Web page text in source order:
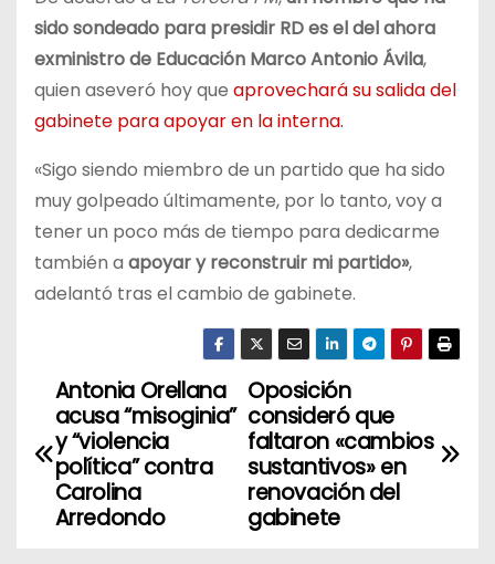
sido sondeado para presidir RD es el del ahora
exministro de Educación Marco Antonio Ávila,
quien aseveró hoy que aprovechará su salida del
gabinete para apoyar en la interna.
«Sigo siendo miembro de un partido que ha sido
muy golpeado últimamente, por lo tanto, voy a
tener un poco más de tiempo para dedicarme
también a apoyar y reconstruir mi partido»,
adelantó tras el cambio de gabinete.
N
a
Oposición
consideró que
faltaron «cambios
sustantivos» en
renovación del
gabinete
Antonia Orellana
acusa “misoginia”
y “violencia
política” contra
Carolina
Arredondo